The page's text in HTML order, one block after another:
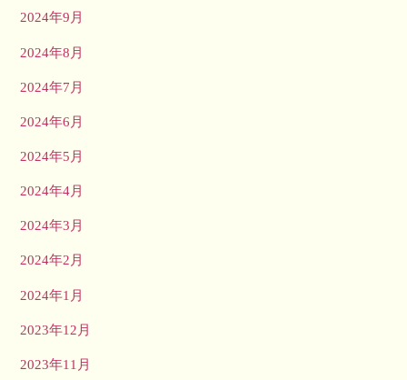
2024年9月
2024年8月
2024年7月
2024年6月
2024年5月
2024年4月
2024年3月
2024年2月
2024年1月
2023年12月
2023年11月